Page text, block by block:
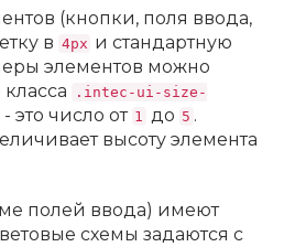
(кнопки, поля ввода,
в 4px и стандартную
элементов можно
.intec-ui-size-
- это число от 1 до 5 .
высоту элемента
полей ввода) имеют
схемы задаются с